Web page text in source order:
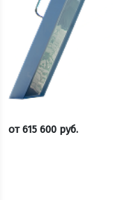
от615 600 руб.